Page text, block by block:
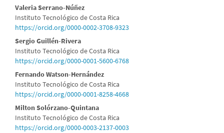
Contenido
principal
del
artículo
Valeria Serrano-Núñez
Instituto Tecnológico de Costa Rica
https://orcid.org/0000-0002-3708-9323
Sergio Guillén-Rivera
Instituto Tecnológico de Costa Rica
https://orcid.org/0000-0001-5600-6768
Fernando Watson-Hernández
Instituto Tecnológico de Costa Rica
https://orcid.org/0000-0001-8258-4668
Milton Solórzano-Quintana
Instituto Tecnológico de Costa Rica
https://orcid.org/0000-0003-2137-0003